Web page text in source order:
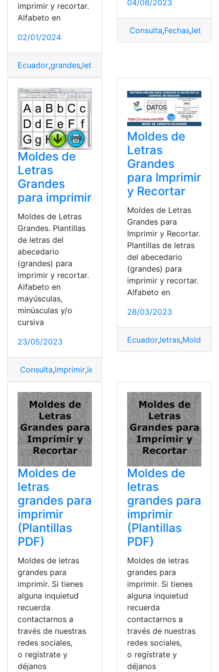
imprimir y recortar.
Alfabeto en
02/01/2024
Ecuador,grandes,letras
04/08/2023
Consulta,Fechas,letras
Moldes de
Letras
Grandes
para imprimir
Moldes de Letras
Grandes. Plantillas
de letras del
abecedario
(grandes) para
imprimir y recortar.
Alfabeto en
mayúsculas,
minúsculas y/o
cursiva
23/05/2023
Consulta,Imprimir,letras
Moldes de
Letras
Grandes
para Imprimir
y Recortar
Moldes de Letras
Grandes para
Imprimir y Recortar.
Plantillas de letras
del abecedario
(grandes) para
imprimir y recortar.
Alfabeto en
28/03/2023
Ecuador,letras,Moldes
Moldes de
letras
grandes para
imprimir
(Plantillas
PDF)
Moldes de letras
grandes para
imprimir. Si tienes
alguna inquietud
recuerda
contactarnos a
través de nuestras
redes sociales,
o regístrate y
déjanos
Moldes de
letras
grandes para
imprimir
(Plantillas
PDF)
Moldes de letras
grandes para
imprimir. Si tienes
alguna inquietud
recuerda
contactarnos a
través de nuestras
redes sociales,
o regístrate y
déjanos